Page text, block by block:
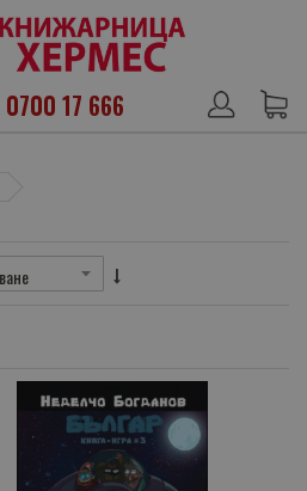
0700 17 666